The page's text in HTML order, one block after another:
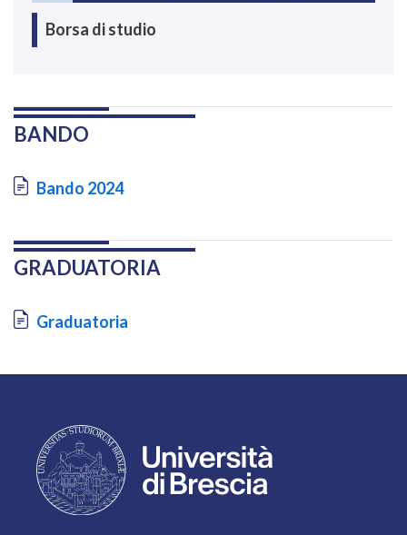
Borsa di studio
BANDO
Document
Bando 2024
GRADUATORIA
Document
Graduatoria